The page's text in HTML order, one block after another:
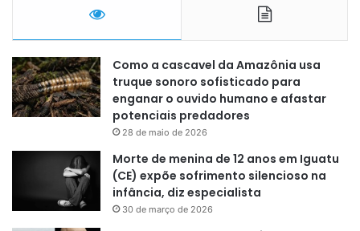
Como a cascavel da Amazônia usa
truque sonoro sofisticado para
enganar o ouvido humano e afastar
potenciais predadores
28 de maio de 2026
Morte de menina de 12 anos em Iguatu
(CE) expõe sofrimento silencioso na
infância, diz especialista
30 de março de 2026